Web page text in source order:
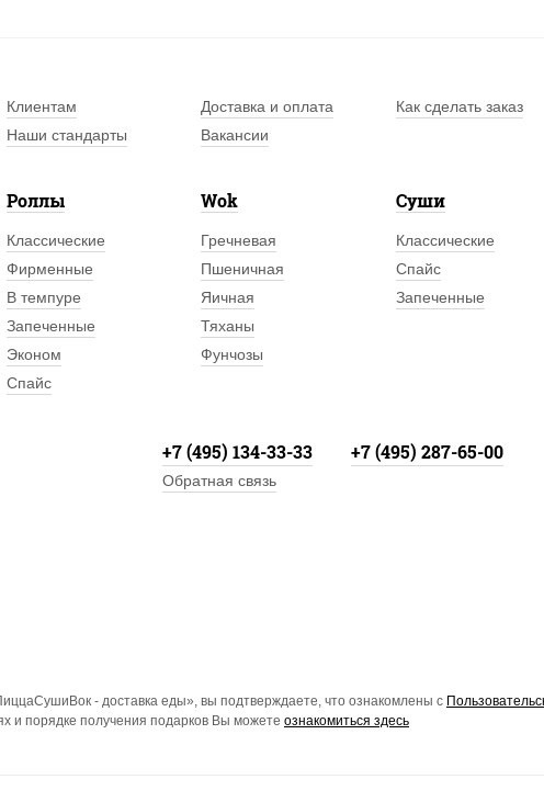
Клиентам Доставка и оплата Как сделать заказ
Наши стандарты Вакансии
Роллы
Классические
Фирменные
В темпуре
Запеченные
Эконом
Спайс
Wok
Гречневая
Пшеничная
Яичная
Тяханы
Фунчозы
Суши
Классические
Спайс
Запеченные
+7 (495) 134-33-33 +7 (495) 287-65-00
Обратная связь
- доставка еды», вы подтверждаете, что ознакомлены с
и порядке получения подарков Вы можете ознакомиться здесь